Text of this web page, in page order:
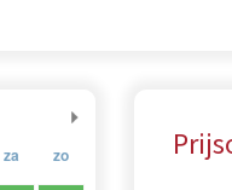
za zo